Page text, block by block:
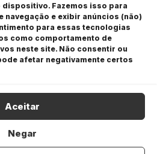
Fazemos isso para
navegação e exibir anúncios (não)
para essas tecnologias
como comportamento de
neste site. Não consentir ou
afetar negativamente certos
Aceitar
Negar
a milhões de investidores
plataformas digitais.